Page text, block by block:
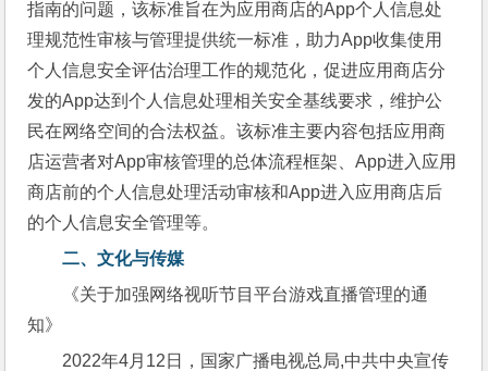
指南的问题，该标准旨在为应用商店的App个人信息处
理规范性审核与管理提供统一标准，助力App收集使用
个人信息安全评估治理工作的规范化，促进应用商店分
发的App达到个人信息处理相关安全基线要求，维护公
民在网络空间的合法权益。该标准主要内容包括应用商
店运营者对App审核管理的总体流程框架、App进入应用
商店前的个人信息处理活动审核和App进入应用商店后
的个人信息安全管理等。
二、文化与传媒
《关于加强网络视听节目平台游戏直播管理的通
知》
2022年4月12日，国家广播电视总局,中共中央宣传